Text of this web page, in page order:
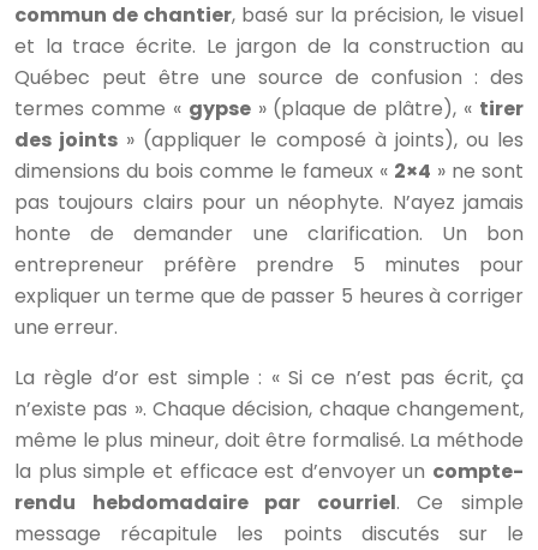
commun de chantier, basé sur la précision, le visuel
et la trace écrite. Le jargon de la construction au
Québec peut être une source de confusion : des
termes comme « gypse» (plaque de plâtre), « tirer
des joints » (appliquer le composé à joints), ou les
dimensions du bois comme le fameux « 2×4 » ne sont
pas toujours clairs pour un néophyte. N’ayez jamais
honte de demander une clarification. Un bon
entrepreneur préfère prendre 5 minutes pour
expliquer un terme que de passer 5 heures à corriger
une erreur.
La règle d’or est simple : « Si ce n’est pas écrit, ça
n’existe pas ». Chaque décision, chaque changement,
même le plus mineur, doit être formalisé. La méthode
la plus simple et efficace est d’envoyer un compte-
rendu hebdomadaire par courriel. Ce simple
message récapitule les points discutés sur le